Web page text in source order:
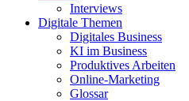
Interviews
Digitale Themen
Digitales Business
KI im Business
Produktives Arbeiten
Online-Marketing
Glossar